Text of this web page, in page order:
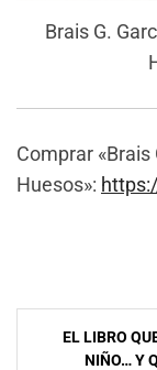
Brais G.
Comprar
Huesos»:
Navegación
EL LIBRO
NIÑO… Y